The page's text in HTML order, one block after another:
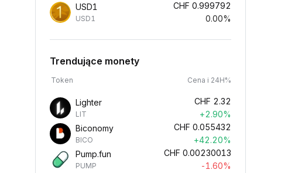
USD1
USD1
CHF 0.999792
0.00%
Trendujące monety
Token Cena i 24H%
Lighter
LIT
CHF 2.32
+2.90%
Biconomy
BICO
CHF 0.055432
+42.20%
Pump.fun
PUMP
CHF 0.00230013
-1.60%